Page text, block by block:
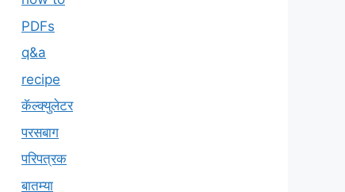
PDFs
q&a
recipe
कॅल्क्युलेटर
परसबाग
परिपत्रक
बातम्या